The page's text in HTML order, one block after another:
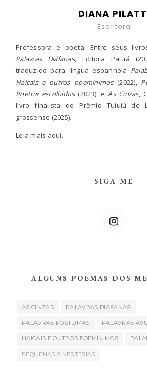
DIANA
Escritora
Professora e poeta. Entre seus
Palavras Diáfanas, Editora Patuá
traduzido para língua espanhola
Haicais e outros poemínimos(2022),
Poetrix escolhidos(2023), eAs Cinzas,
livro finalista do Prêmio Tuiuiú de
grossense (2025).
Leia mais aqui.
SIGA-ME
ALGUNS POEMAS DOS
AS CINZAS PALAVRAS DIÁFANAS
PALAVRAS PÓSTUMAS PALAVRAS
HAICAIS E OUTROS POEMÍNIMOS
PEQUENAS SINESTESIAS